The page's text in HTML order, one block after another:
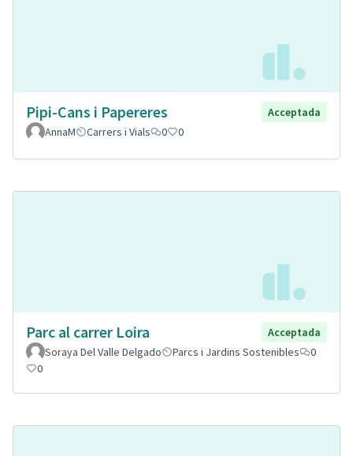
Pipi-Cans i Papereres
Acceptada
AnnaM
Carrers i Vials 0 0
Parc al carrer Loira
Acceptada
Soraya Del Valle Delgado
Parcs i Jardins Sostenibles
0
0